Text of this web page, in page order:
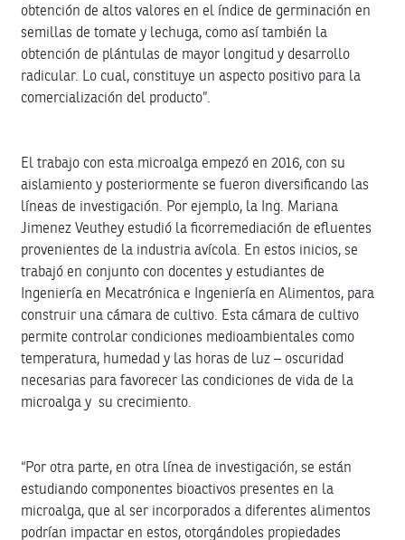
obtención de altos valores en el índice de germinación en
semillas de tomate y lechuga, como así también la
obtención de plántulas de mayor longitud y desarrollo
radicular. Lo cual, constituye un aspecto positivo para la
comercialización del producto”.
El trabajo con esta microalga empezó en 2016, con su
aislamiento y posteriormente se fueron diversificando las
líneas de investigación. Por ejemplo, la Ing. Mariana
Jimenez Veuthey estudió la ficorremediación de efluentes
provenientes de la industria avícola. En estos inicios, se
trabajó en conjunto con docentes y estudiantes de
Ingeniería en Mecatrónica e Ingeniería en Alimentos, para
construir una cámara de cultivo. Esta cámara de cultivo
permite controlar condiciones medioambientales como
temperatura, humedad y las horas de luz – oscuridad
necesarias para favorecer las condiciones de vida de la
microalga y su crecimiento.
“Por otra parte, en otra línea de investigación, se están
estudiando componentes bioactivos presentes en la
microalga, que al ser incorporados a diferentes alimentos
podrían impactar en estos, otorgándoles propiedades